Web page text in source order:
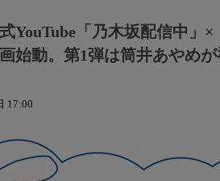
YouTube「乃木坂配信中」
始動。第1弾は筒井あやめ
17:00